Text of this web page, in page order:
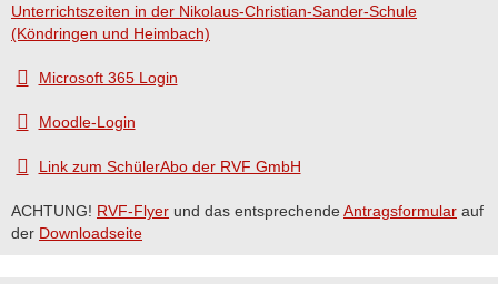
Unterrichtszeiten in der Nikolaus-Christian-Sander-Schule
(Köndringen und Heimbach)
Microsoft 365 Login
Moodle-Login
Link zum SchülerAbo der RVF GmbH
ACHTUNG! RVF-Flyer und das entsprechende Antragsformular auf
der Downloadseite